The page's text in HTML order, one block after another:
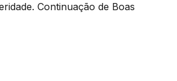
Continuação de Boas